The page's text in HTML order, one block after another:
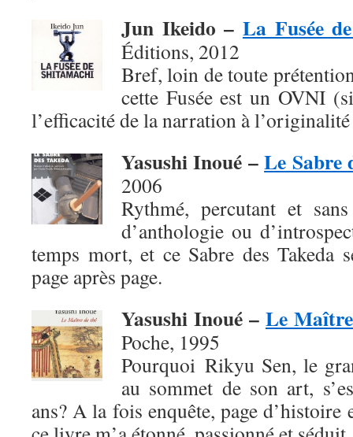
Jun Ikeido – La Fusée
Éditions, 2012
Bref, loin de toute
cette Fusée est un OVNI
l’efficacité de la narration à
Yasushi Inoué –Le Sabre
2006
Rythmé, percutant et
d’anthologie ou
temps mort, et ce Sabre des Takeda
page après page.
Yasushi Inoué – Le
Poche, 1995
Pourquoi Rikyu Sen, le
au sommet de son art,
ans? A la fois enquête, page